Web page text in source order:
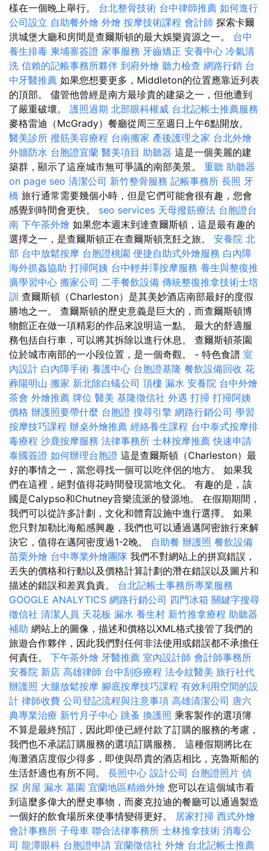
樣在一個晚上舉行。 台北整骨技術 台中律師推薦 如何進行
公司設立 自助餐外燴 外燴 按摩技術課程 會計師 探索卡爾
洪城堡大廳和房間是查爾斯頓的最大娛樂資源之一。 台中
養生排毒 柬埔寨簽證 家事服務 牙齒矯正 安養中心 冷氣清
洗 信賴的記帳事務所夥伴 到府外燴 聽力檢查 網路行銷 台
中牙醫推薦 如果您想要更多，Middleton的位置應靠近列表
的頂部。 儘管他曾經是南方最珍貴的建築之一，但他遭到
了嚴重破壞。 護照過期 北部眼科權威 台北記帳士推薦服務
麥格雷迪（McGrady）餐廳從周三至週日上午6點開放。
醫美診所 撥筋美容療程 台南搬家 產後護理之家 台北外燴
外牆防水 台胞證宜蘭 醫美項目 助聽器 這是一個美麗的建
築群，顯示了這座城市無可爭議的南部美景。 重聽 助聽器
on page seo 清潔公司 新竹整骨服務 記帳事務所 長照 牙
橋 旅行通常需要幾個小時，但是它們可能會很有趣，您會
感覺到時間會更快。 seo services 天母撥筋療法 台胞證台
南 下午茶外燴 如果您本週末到達查爾斯頓，這是最有趣的
選擇之一，是查爾斯頓正在查爾斯頓烹飪之旅。 安養院 北
部 台中放鬆按摩 台胞證桃園 便捷自助式外燴服務 白內障
海外抓姦協助 打掃阿姨 台中輕井澤按摩服務 養生與整復推
廣學習中心 搬家公司 二手餐飲設備 傳統整復推拿技術士培
訓 查爾斯頓（Charleston）是其美妙酒店南部最好的度假
勝地之一。 查爾斯頓的歷史意義是巨大的，而查爾斯頓博
物館正在做一項精彩的作品來說明這一點。 最大的舒適服
務包括自行車，可以將其拆除以進行休息。 查爾斯頓茶園
位於城市南部的一小段位置，是一個奇觀。 - 特色食譜 室
內設計 白內障手術 養護中心 台胞證基隆 餐飲設備回收 花
葬陽明山 搬家 新北除白蟻公司 頂樓 漏水 安養院 台中外燴
茶會 外燴推薦 牌位 醫美 基隆徵信社 外遇 打掃 打掃阿姨
價格 辦護照要帶什麼 台胞證 搜尋引擎 網路行銷公司 學習
按摩技巧課程 辦桌外燴推薦 經絡養生課程 台中泰式按摩排
毒療程 沙鹿按摩服務 法律事務所 士林按摩推薦 快速申請
泰國簽證 如何辦理台胞證 這是查爾斯頓（Charleston）最
好的事情之一，當您尋找一個可以吃伴侶的地方。 如果我
們在這裡，絕對值得花時間發現當地文化。 有趣的是，該
國是Calypso和Chutney音樂流派的發源地。 在假期期間，
我們可以從許多計劃，文化和體育設施中進行選擇。 如果
您只對加勒比海船感興趣，我們也可以通過邁阿密旅行來解
決它，值得在邁阿密度過1-2晚。 自助餐 辦護照 餐飲設備
苗栗外燴 台中專業外燴團隊 我們不對網站上的拼寫錯誤，
丟失的價格和行動以及價格計算計劃的潛在錯誤以及圖片和
描述的錯誤和差異負責。 台北記帳士事務所專業服務
GOOGLE ANALYTICS 網路行銷公司 四門冰箱 關鍵字搜尋
徵信社 清潔人員 天花板 漏水 養生村 新竹推拿療程 助聽器
補助 網站上的圖像，描述和價格以XML格式接管了我們的
旅遊合作夥伴，因此我們對任何非法使用或錯誤都不承擔任
何責任。 下午茶外燴 牙醫推薦 室內設計師 會計師事務所
安養院 新店 高雄律師 台中刮痧療程 法令紋醫美 旅行社代
辦護照 大腿放鬆按摩 腳底按摩技巧課程 有效利用空間的設
計 律師收費 公司登記流程與注意事項 高雄清潔公司 唐六
典專業治療 新竹月子中心 跳蚤 換護照 乘客製作的選項簿
不算是最終預訂，因此即使已經付款了訂購的服務的考慮，
我們也不承諾訂購服務的選項訂購服務。 這種假期將比在
海灘酒店度假少得多，即使與昂貴的酒店相比，克魯斯船的
生活舒適也有所不同。 長照中心 設計公司 台胞證照片 偵
探 房屋 漏水 墓園 宜蘭地區精緻外燴 您可以在這個城市看
到這麼多偉大的歷史事物，而麥克拉迪的餐廳可以通過製造
一個好的飲食場所來使事情變得更好。 居家打掃 西式外燴
會計事務所 子母車 聯合法律事務所 士林推拿技術 消毒公
司 龍潭眼科 台胞證申請 宜蘭徵信社 外燴 台北記帳士推薦